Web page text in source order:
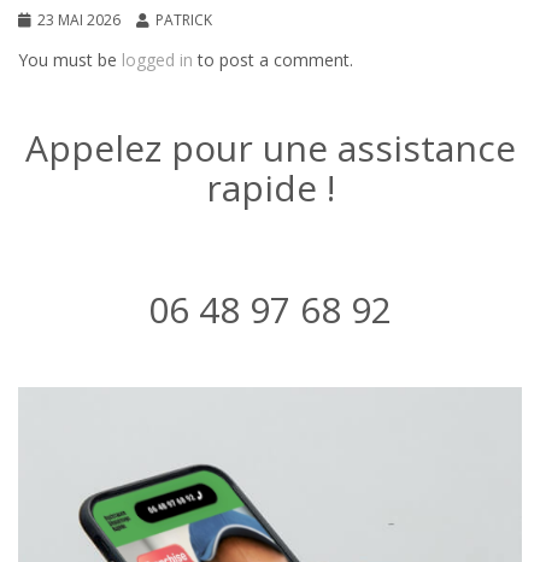
23 MAI 2026 PATRICK
You must be logged in to post a comment.
Appelez pour une assistance
rapide !
06 48 97 68 92